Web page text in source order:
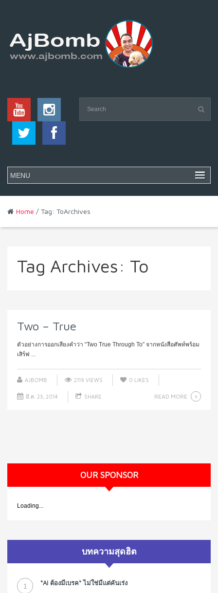
Home / Tag: ToArchives
Tag Archives: To
Two – True
ตัวอย่างการออกเสียงคำว่า “Two True Through To” จากหนังสือศัพท์พร้อม
เสิร์ฟ ...
AJBOMB 2119 VIEWS 0 LIKES
มี.ค. 23, 2014 SHARE READ MORE
OUR SPONSOR
Loading...
บทความสุดฮิต
1 “AI ต้องมีเบรค“ ไม่ใช่มีแต่คันเร่ง